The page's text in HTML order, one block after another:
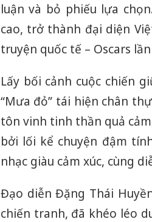
luận và bỏ phiếu lựa
cao, trở thành đại diện
truyện quốc tế – Oscars
Lấy bối cảnh cuộc chiến
“Mưa đỏ” tái hiện chân
tôn vinh tinh thần quả
bởi lối kể chuyện đậm
nhạc giàu cảm xúc, cùng
Đạo diễn Đặng Thái
chiến tranh, đã khéo léo